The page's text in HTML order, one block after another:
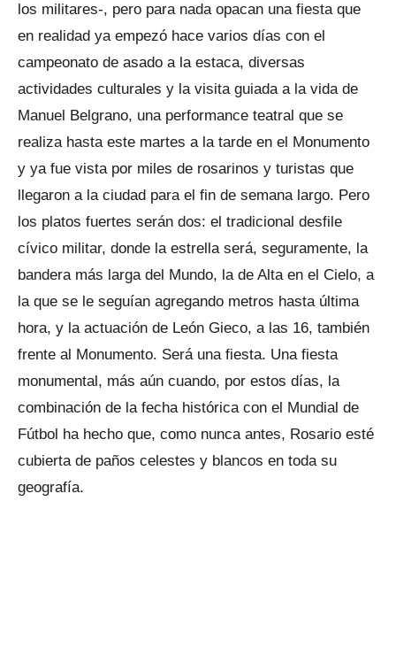
los militares-, pero para nada opacan una fiesta que
en realidad ya empezó hace varios días con el
campeonato de asado a la estaca, diversas
actividades culturales y la visita guiada a la vida de
Manuel Belgrano, una performance teatral que se
realiza hasta este martes a la tarde en el Monumento
y ya fue vista por miles de rosarinos y turistas que
llegaron a la ciudad para el fin de semana largo. Pero
los platos fuertes serán dos: el tradicional desfile
cívico militar, donde la estrella será, seguramente, la
bandera más larga del Mundo, la de Alta en el Cielo, a
la que se le seguían agregando metros hasta última
hora, y la actuación de León Gieco, a las 16, también
frente al Monumento. Será una fiesta. Una fiesta
monumental, más aún cuando, por estos días, la
combinación de la fecha histórica con el Mundial de
Fútbol ha hecho que, como nunca antes, Rosario esté
cubierta de paños celestes y blancos en toda su
geografía.